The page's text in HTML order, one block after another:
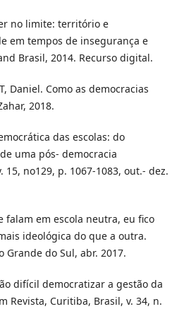
no limite: território e
em tempos de insegurança e
Brasil, 2014. Recurso digital.
Daniel. Como as democracias
2018.
das escolas: do
uma pós- democracia
15, no129, p. 1067-1083, out.- dez.
falam em escola neutra, eu fico
ideológica do que a outra.
Grande do Sul, abr. 2017.
difícil democratizar a gestão da
Revista, Curitiba, Brasil, v. 34, n.